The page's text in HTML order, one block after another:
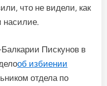
что не видели, как
насилие.
Пискунов в
об избиении
отдела по